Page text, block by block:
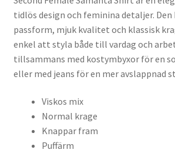
tidlös design och feminina detaljer. Den
passform, mjuk kvalitet och klassisk
enkel att styla både till vardag och
tillsammans med kostymbyxor för en
eller med jeans för en mer avslappnad
Viskos mix
Normal krage
Knappar fram
Puffärm